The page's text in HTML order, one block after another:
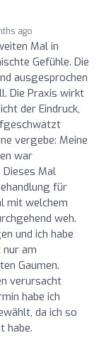
ago
Mal in
Gefühle. Die
ausgesprochen
Die Praxis wirkt
der Eindruck,
vergebe: Meine
war
Dieses Mal
für
mit welchem
weh.
und ich habe
nur am
Gaumen.
verursacht
habe ich
da ich so
habe.